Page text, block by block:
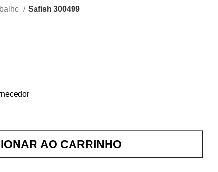
Safish 300499
AO CARRINHO